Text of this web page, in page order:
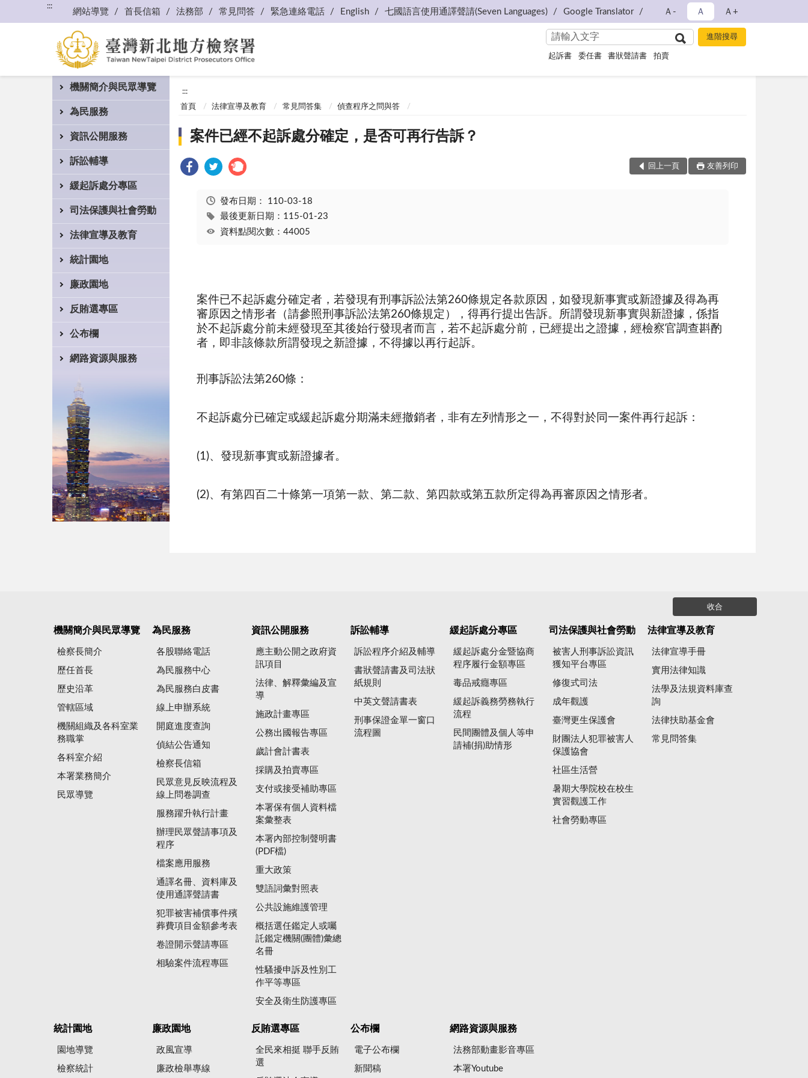
:::
網站導覽 首長信箱 法務部 常見問答 緊急連絡電話 English 七國語言使用通譯聲請(Seven Languages) Google Translator Ａ- Ａ Ａ+
起訴書 委任書 書狀聲請書 拍賣
機關簡介與民眾導覽
為民服務
資訊公開服務
訴訟輔導
緩起訴處分專區
司法保護與社會勞動
法律宣導及教育
統計園地
廉政園地
反賄選專區
公布欄
網路資源與服務
:::
首頁 法律宣導及教育 常見問答集 偵查程序之問與答
案件已經不起訴處分確定，是否可再行告訴？
回上一頁 友善列印
發布日期： 110-03-18
最後更新日期：115-01-23
資料點閱次數：44005
案件已不起訴處分確定者，若發現有刑事訴訟法第260條規定各款原因，如發現新事實或新證據及得為再
審原因之情形者（請參照刑事訴訟法第260條規定），得再行提出告訴。所謂發現新事實與新證據，係指
於不起訴處分前未經發現至其後始行發現者而言，若不起訴處分前，已經提出之證據，經檢察官調查斟酌
者，即非該條款所謂發現之新證據，不得據以再行起訴。
刑事訴訟法第260條：
不起訴處分已確定或緩起訴處分期滿未經撤銷者，非有左列情形之一，不得對於同一案件再行起訴：
(1)、發現新事實或新證據者。
(2)、有第四百二十條第一項第一款、第二款、第四款或第五款所定得為再審原因之情形者。
收合
機關簡介與民眾導覽
檢察長簡介
歷任首長
歷史沿革
管轄區域
機關組織及各科室業
務職掌
各科室介紹
本署業務簡介
民眾導覽
為民服務
各股聯絡電話
為民服務中心
為民服務白皮書
線上申辦系統
開庭進度查詢
偵結公告通知
檢察長信箱
民眾意見反映流程及
線上問卷調查
服務躍升執行計畫
辦理民眾聲請事項及
程序
檔案應用服務
通譯名冊、資料庫及
使用通譯聲請書
犯罪被害補償事件殯
葬費項目金額參考表
卷證開示聲請專區
相驗案件流程專區
資訊公開服務
應主動公開之政府資
訊項目
法律、解釋彙編及宣
導
施政計畫專區
公務出國報告專區
歲計會計書表
採購及拍賣專區
支付或接受補助專區
本署保有個人資料檔
案彙整表
本署內部控制聲明書
(PDF檔)
重大政策
雙語詞彙對照表
公共設施維護管理
概括選任鑑定人或囑
託鑑定機關(團體)彙總
名冊
性騷擾申訴及性別工
作平等專區
安全及衛生防護專區
訴訟輔導
訴訟程序介紹及輔導
書狀聲請書及司法狀
紙規則
中英文聲請書表
刑事保證金單一窗口
流程圖
緩起訴處分專區
緩起訴處分金暨協商
程序履行金額專區
毒品戒癮專區
緩起訴義務勞務執行
流程
民間團體及個人等申
請補(捐)助情形
司法保護與社會勞動
被害人刑事訴訟資訊
獲知平台專區
修復式司法
成年觀護
臺灣更生保護會
財團法人犯罪被害人
保護協會
社區生活營
暑期大學院校在校生
實習觀護工作
社會勞動專區
法律宣導及教育
法律宣導手冊
實用法律知識
法學及法規資料庫查
詢
法律扶助基金會
常見問答集
統計園地
園地導覽
檢察統計
廉政園地
政風宣導
廉政檢舉專線
反賄選專區
全民來相挺 聯手反賄
選
公布欄
電子公布欄
新聞稿
網路資源與服務
法務部動畫影音專區
本署Youtube